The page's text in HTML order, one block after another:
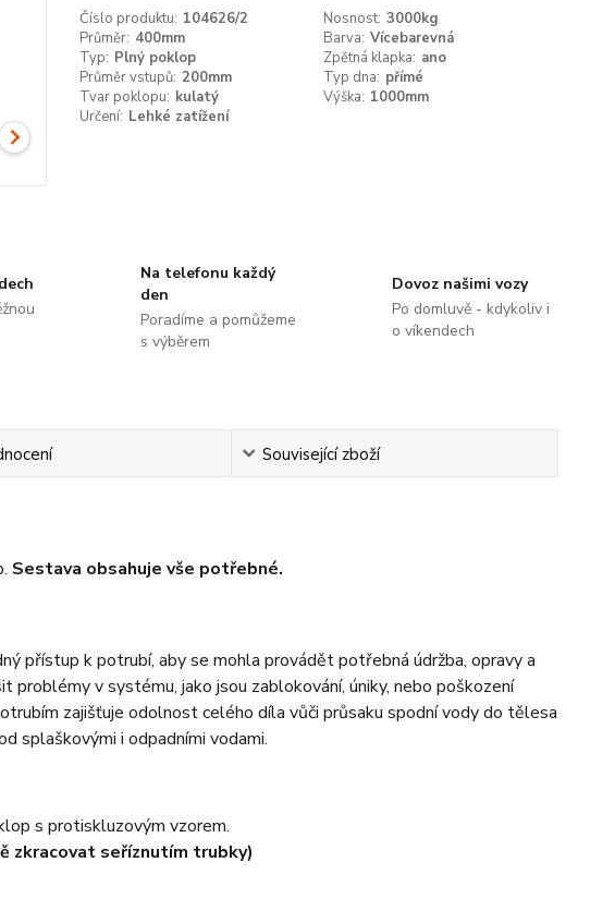
Číslo produktu: 104626/2 Nosnost: 3000kg
Průměr: 400mm Barva: Vícebarevná
Typ: Plný poklop Zpětná klapka: ano
Průměr vstupů: 200mm Typ dna: přímé
Tvar poklopu: kulatý Výška: 1000mm
Určení: Lehké zatížení
Na telefonu každý
den
Poradíme a pomůžeme
s výběrem
Dovoz našimi vozy
Po domluvě - kdykoliv i
o víkendech
Související zboží
Sestava obsahuje vše potřebné.
přístup k potrubí, aby se mohla provádět potřebná údržba, opravy a
v systému, jako jsou zablokování, úniky, nebo poškození
zajišťuje odolnost celého díla vůči průsaku spodní vody do tělesa
splaškovými i odpadními vodami.
s protiskluzovým vzorem.
zkracovat seříznutím trubky)